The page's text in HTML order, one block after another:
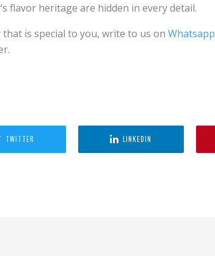
flavor heritage are hidden in every detail.
is special to you, write to us on Whatsapp
TWITTER LINKEDIN